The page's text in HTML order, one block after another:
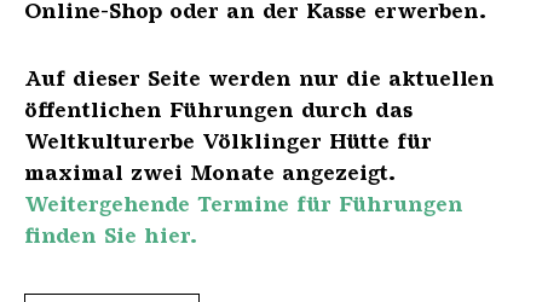
Online-Shop oder an der Kasse erwerben.
Auf dieser Seite werden nur die aktuellen
öffentlichen Führungen durch das
Weltkulturerbe Völklinger Hütte für
maximal zwei Monate angezeigt.
Weitergehende Termine für Führungen
finden Sie hier.